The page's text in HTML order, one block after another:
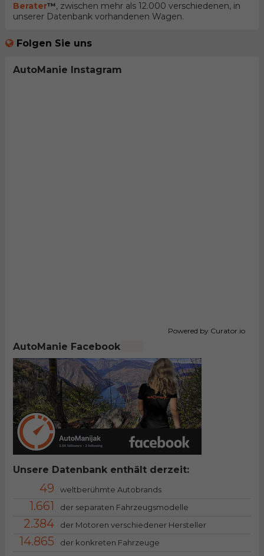
Berater™, zwischen mehr als 12.000 verschiedenen, in
unserer Datenbank vorhandenen Wagen.
Folgen Sie uns
AutoManie Instagram
Powered by Curator.io
AutoManie Facebook
Unsere Datenbank enthält derzeit:
49 weltberühmte Autobrands
1.661 der separaten Fahrzeugsmodelle
2.384 der Motoren verschiedener Hersteller
14.865 der konkreten Fahrzeuge